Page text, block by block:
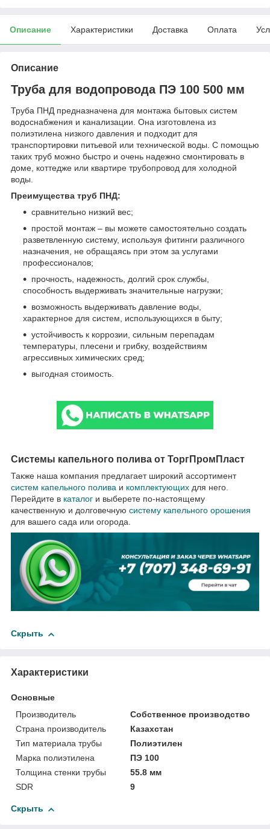
Описание Характеристики Доставка Оплата
Описание
Труба для водопровода ПЭ 100 500 мм
Труба ПНД предназначена для монтажа бытовых систем
водоснабжения и канализации. Она изготовлена из
полиэтилена низкого давления и подходит для
транспортировки питьевой или технической воды. С помощью
таких труб можно быстро и очень надежно смонтировать в
доме, коттедже или квартире трубопровод для холодной
воды.
Преимущества труб ПНД:
сравнительно низкий вес;
простой монтаж – вы можете самостоятельно создать
разветвленную систему, используя фитинги различного
назначения, не обращаясь при этом за услугами
профессионалов;
прочность, надежность, долгий срок службы,
способность выдерживать значительные нагрузки;
возможность выдерживать давление воды,
характерное для систем, использующихся в быту;
устойчивость к коррозии, сильным перепадам
температуры, плесени и грибку, воздействиям
агрессивных химических сред;
выгодная стоимость.
Системы капельного полива от ТоргПромПласт
Также наша компания предлагает широкий ассортимент
систем капельного полива и комплектующих для него.
Перейдите в каталог и выберете по-настоящему
качественную и долговечную систему капельного орошения
для вашего сада или огорода.
Скрыть
Характеристики
Основные
Производитель
Собственное производство
Страна производитель
Казахстан
Тип материала трубы
Полиэтилен
Марка полиэтилена
ПЭ 100
Толщина стенки трубы
55.8 мм
SDR
9
Скрыть